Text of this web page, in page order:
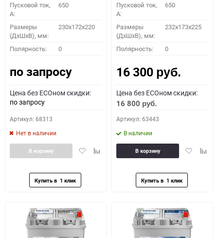
Пусковой ток,
A:
650
Размеры
(ДхШхВ), мм:
230x172x220
Полярность: 0
по запросу
Цена без ECOном скидки:
по запросу
Артикул: 68313
Нет в наличии
ДобавитьДобавить
В корзину
Пусковой ток,
A:
650
Размеры
(ДхШхВ), мм:
232x173x225
Полярность: 0
16 300 руб.
Цена без ECOном скидки:
16 800 руб.
Артикул: 63443
В наличии
Добавить
В корзину